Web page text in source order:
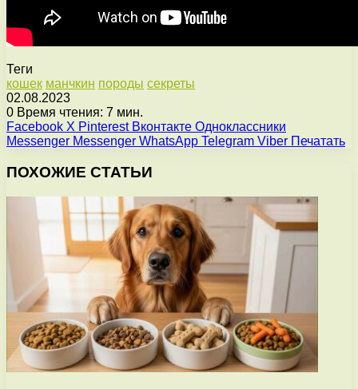
Теги
кошек манчкин породы секреты
02.08.2023
0 Время чтения: 7 мин.
Facebook X Pinterest Вконтакте Одноклассники
Messenger Messenger WhatsApp Telegram Viber Печатать
ПОХОЖИЕ СТАТЬИ